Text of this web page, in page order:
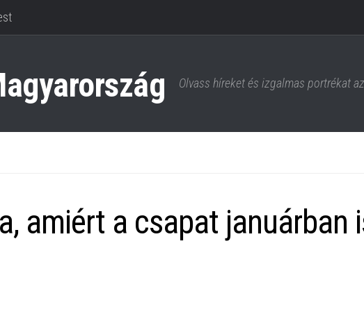
Olvass híreket és izgalmas portrékat
amiért a csapat januárban